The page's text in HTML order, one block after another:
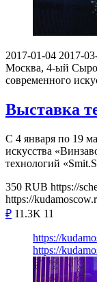
2017-01-04 2017-
Москва, 4-ый
современного
Выставка
С 4 января по 19
искусства
технологий
350 RUB https://
https://
₽ 11.3K 11
https://
https://